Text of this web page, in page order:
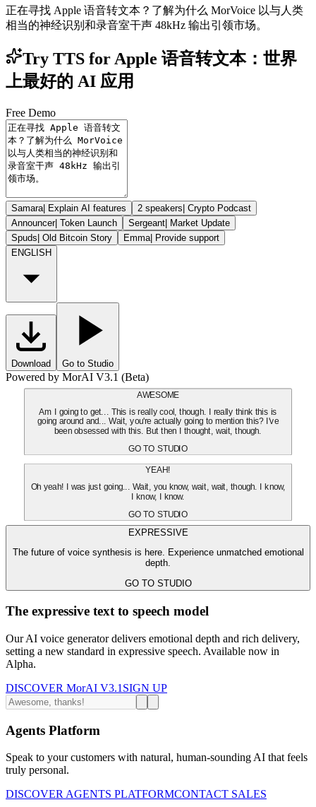
正在寻找 Apple 语音转文本？了解为什么 MorVoice 以与人类
相当的神经识别和录音室干声 48kHz 输出引领市场。
Try TTS for Apple 语音转文本：世界
上最好的 AI 应用
Free Demo
Samara| Explain AI features 2 speakers| Crypto Podcast
Announcer| Token Launch Sergeant| Market Update
Spuds| Old Bitcoin Story Emma| Provide support
ENGLISH
Download Go to Studio
Powered by MorAI V3.1 (Beta)
AWESOME
Am I going to get... This is really cool, though. I really think this is
going around and... Wait, you're actually going to mention this? I've
been obsessed with this. But then I thought, wait, though.
GO TO STUDIO
YEAH!
Oh yeah! I was just going... Wait, you know, wait, wait, though. I know,
I know, I know.
GO TO STUDIO
EXPRESSIVE
The future of voice synthesis is here. Experience unmatched emotional
depth.
GO TO STUDIO
The expressive text to speech model
Our AI voice generator delivers emotional depth and rich delivery,
setting a new standard in expressive speech. Available now in
Alpha.
DISCOVER MorAI V3.1 SIGN UP
Agents Platform
Speak to your customers with natural, human-sounding AI that feels
truly personal.
DISCOVER AGENTS PLATFORMCONTACT SALES